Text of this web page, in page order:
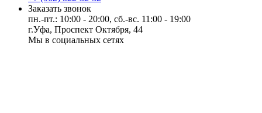
Заказать звонок
пн.-пт.: 10:00 - 20:00, сб.-вс. 11:00 - 19:00
г.Уфа, Проспект Октября, 44
Мы в социальных сетях